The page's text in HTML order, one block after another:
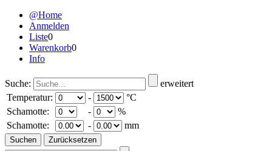
@Home
Anmelden
Liste0
Warenkorb0
Info
Suche:
erweitert
Temperatur:
-
°C
Schamotte:
-
%
Schamotte:
- mm